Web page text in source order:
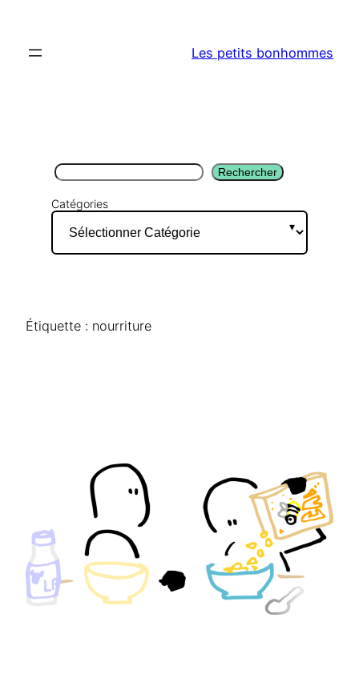
contenu
Les petits bonhommes
Rechercher Rechercher
Catégories
Étiquette : nourriture